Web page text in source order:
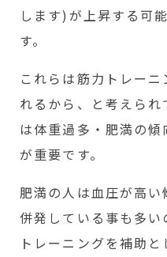
します)が上昇する可
す。
これらは筋力トレー
れるから、と考えられ
は体重過多・肥満の
が重要です。
肥満の人は血圧が高
併発している事も多
トレーニングを補助